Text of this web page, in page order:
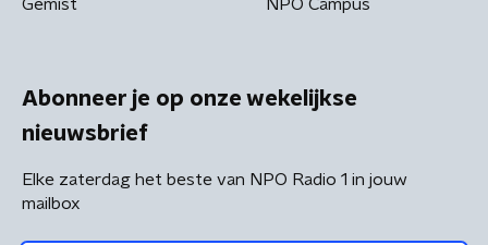
Gemist NPO Campus
Abonneer je op onze wekelijkse
nieuwsbrief
Elke zaterdag het beste van NPO Radio 1 in jouw
mailbox